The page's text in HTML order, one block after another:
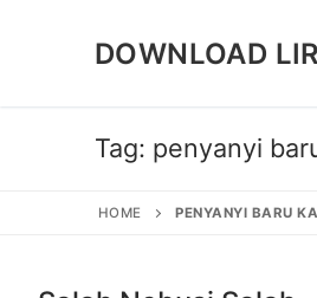
DOWNLOAD
Tag: penyanyi
HOME PENYANYI BARU